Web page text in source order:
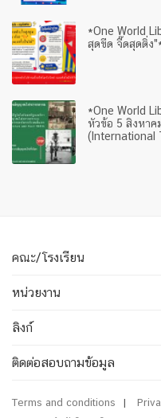
*One World
สุดขีด จี๊ดสุดติ่ง
*One World
หัวข้อ 5 สิงหา
(International
คณะ/โรงเรียน
หน่วยงาน
ลิงก์
ติดต่อสอบถามข้อมูล
Terms and conditions